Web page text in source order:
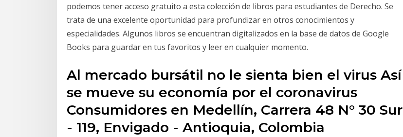
podemos tener acceso gratuito a esta colección de libros para estudiantes de Derecho. Se
trata de una excelente oportunidad para profundizar en otros conocimientos y
especialidades. Algunos libros se encuentran digitalizados en la base de datos de Google
Books para guardar en tus favoritos y leer en cualquier momento.
Al mercado bursátil no le sienta bien el virus Así
se mueve su economía por el coronavirus
Consumidores en Medellín, Carrera 48 N° 30 Sur
- 119, Envigado - Antioquia, Colombia